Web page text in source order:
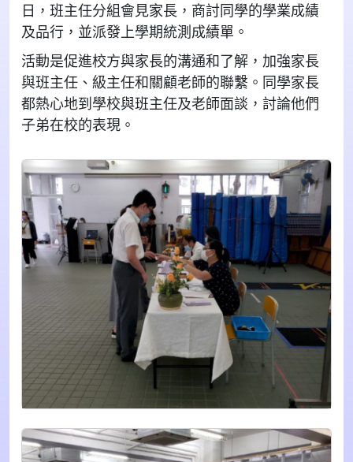
日，班主任分組會見家長，商討同學的學業成績
及品行，並派發上學期統測成績單。
活動是促進校方與家長的溝通和了解，加強家長
與班主任、級主任和關顧老師的聯繫。同學家長
都熱心地到學校與班主任及老師面談，討論他們
子弟在校的表現。